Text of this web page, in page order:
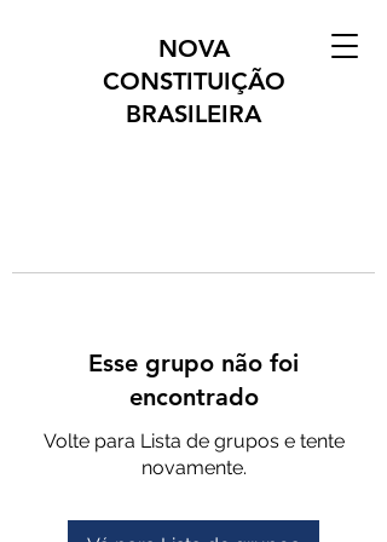
NOVA
CONSTITUIÇÃO
BRASILEIRA
Esse grupo não foi
encontrado
Volte para Lista de grupos e tente
novamente.